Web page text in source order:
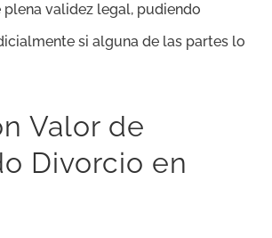
plena validez legal, pudiendo
si alguna de las partes lo
Valor de
Divorcio en